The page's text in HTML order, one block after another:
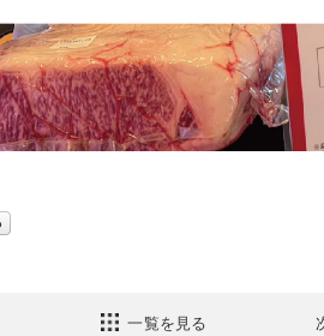
一覧を見る